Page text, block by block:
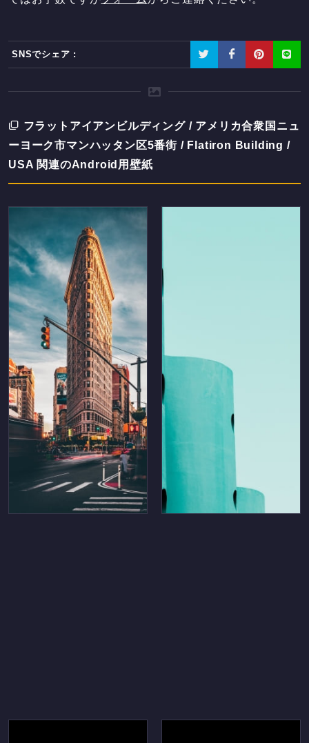
SNSでシェア :
フラットアイアンビルディング / アメリカ合衆国ニュ
ーヨーク市マンハッタン区5番街 / Flatiron Building /
USA 関連のAndroid用壁紙